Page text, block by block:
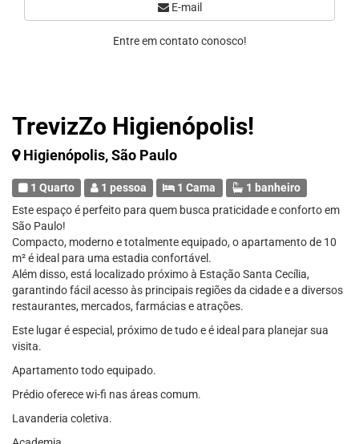
TrevizZo Higienópolis!
Higienópolis, São Paulo
1 Quarto 1 pessoa 1 Cama
1 banheiro
Este espaço é perfeito para quem busca praticidade e conforto em
São Paulo!
Compacto, moderno e totalmente equipado, o apartamento de 10
m² é ideal para uma estadia confortável.
Além disso, está localizado próximo à Estação Santa Cecília,
garantindo fácil acesso às principais regiões da cidade e a diversos
restaurantes, mercados, farmácias e atrações.
Este lugar é especial, próximo de tudo e é ideal para planejar sua
visita.
Apartamento todo equipado.
Prédio oferece wi-fi nas áreas comum.
Lavanderia coletiva.
E-mail
Entre em contato conosco!